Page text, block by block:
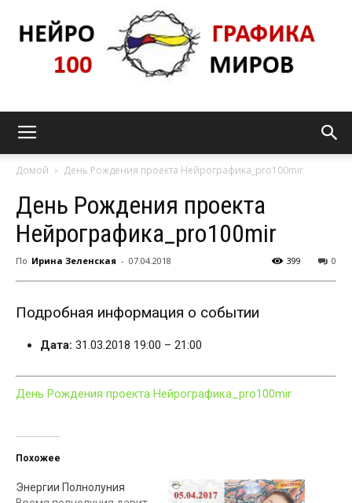
Домой День Рождения проекта Нейрографика_pro100mir
День Рождения проекта
Нейрографика_pro100mir
По Ирина Зеленская - 07.04.2018 0
399
Подробная информация о событии
Дата: 31.03.2018 19:00 – 21:00
День Рождения проекта Нейрографика_pro100mir
Похожее
Энергии Полнолуния